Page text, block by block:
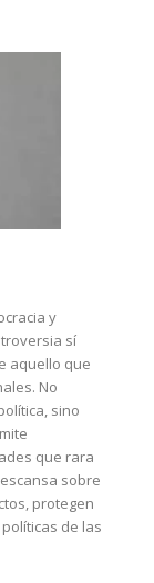
y
sí
aquello que
No
sino
que rara
sobre
protegen
de las